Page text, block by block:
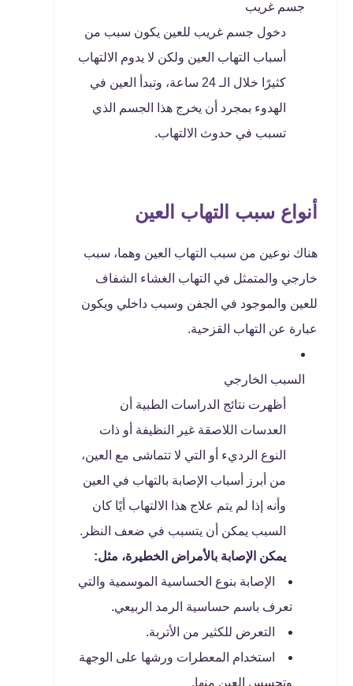
جسم غريب
دخول جسم غريب للعين يكون سبب من
أسباب التهاب العين ولكن لا يدوم الالتهاب
كثيرًا خلال الـ 24 ساعة، وتبدأ العين في
الهدوء بمجرد أن يخرج هذا الجسم الذي
تسبب في حدوث الالتهاب.
أنواع سبب التهاب العين
هناك نوعين من سبب التهاب العين وهما، سبب
خارجي والمتمثل في التهاب الغشاء الشفاف
للعين والموجود في الجفن وسبب داخلي ويكون
عبارة عن التهاب القزحية.
السبب الخارجي
أظهرت نتائج الدراسات الطبية أن
العدسات اللاصقة غير النظيفة أو ذات
النوع الرديء أو التي لا تتماشى مع العين،
من أبرز أسباب الإصابة بالتهاب في العين
وأنه إذا لم يتم علاج هذا الالتهاب أيًا كان
السبب يمكن أن يتسبب في ضعف النظر.
يمكن الإصابة بالأمراض الخطيرة، مثل:
الإصابة بنوع الحساسية الموسمية والتي
تعرف باسم حساسية الرمد الربيعي.
التعرض للكثير من الأتربة.
استخدام المعطرات ورشها على الوجهة
وتحسس العين منها.